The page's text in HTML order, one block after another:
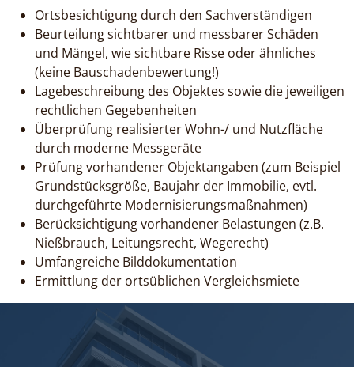
Ortsbesichtigung durch den Sachverständigen
Beurteilung sichtbarer und messbarer Schäden
und Mängel, wie sichtbare Risse oder ähnliches
(keine Bauschadenbewertung!)
Lagebeschreibung des Objektes sowie die jeweiligen
rechtlichen Gegebenheiten
Überprüfung realisierter Wohn-/ und Nutzfläche
durch moderne Messgeräte
Prüfung vorhandener Objektangaben (zum Beispiel
Grundstücksgröße, Baujahr der Immobilie, evtl.
durchgeführte Modernisierungsmaßnahmen)
Berücksichtigung vorhandener Belastungen (z.B.
Nießbrauch, Leitungsrecht, Wegerecht)
Umfangreiche Bilddokumentation
Ermittlung der ortsüblichen Vergleichsmiete